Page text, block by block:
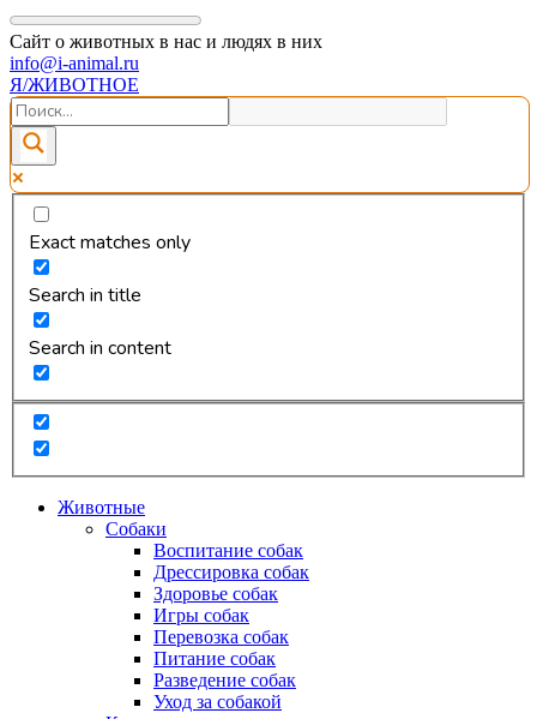
Сайт о животных в нас и людях в них
info@i-animal.ru
Я/ЖИВОТНОЕ
Exact matches only
Search in title
Search in content
Животные
Собаки
Воспитание собак
Дрессировка собак
Здоровье собак
Игры собак
Перевозка собак
Питание собак
Разведение собак
Уход за собакой